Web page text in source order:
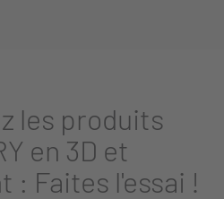
les produits
en 3D et
Faites l'essai !